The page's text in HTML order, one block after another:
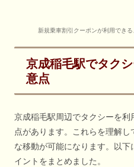
新規乗車割引クーポンが利用でき
京成稲毛駅でタク
意点
京成稲毛駅周辺でタクシーを
点があります。これらを理解
な移動が可能になります。以
イントをまとめました。